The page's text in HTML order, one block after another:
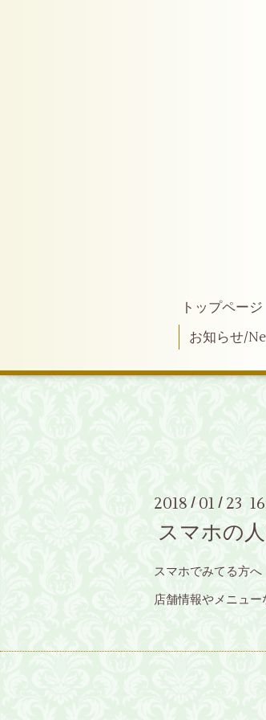
トップページ
お知らせ/
2018 / 01 / 23
スマホの
スマホでみてる方へ
店舗情報やメニュー